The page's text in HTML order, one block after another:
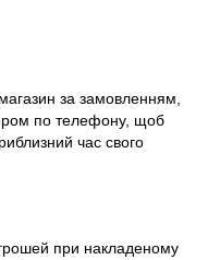
за замовленням,
по телефону, щоб
час свого
грошей при накладеному